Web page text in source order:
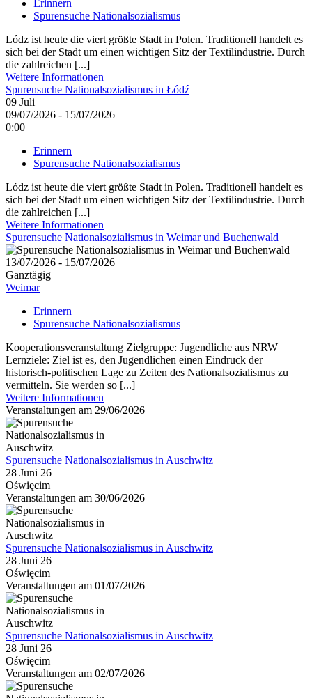
Erinnern
Spurensuche Nationalsozialismus
Lódz ist heute die viert größte Stadt in Polen. Traditionell handelt es
sich bei der Stadt um einen wichtigen Sitz der Textilindustrie. Durch
die zahlreichen [...]
Weitere Informationen
Spurensuche Nationalsozialismus in Łódź
09 Juli
09/07/2026 - 15/07/2026
0:00
Erinnern
Spurensuche Nationalsozialismus
Lódz ist heute die viert größte Stadt in Polen. Traditionell handelt es
sich bei der Stadt um einen wichtigen Sitz der Textilindustrie. Durch
die zahlreichen [...]
Weitere Informationen
Spurensuche Nationalsozialismus in Weimar und Buchenwald
13/07/2026 - 15/07/2026
Ganztägig
Weimar
Erinnern
Spurensuche Nationalsozialismus
Kooperationsveranstaltung Zielgruppe: Jugendliche aus NRW
Lernziele: Ziel ist es, den Jugendlichen einen Eindruck der
historisch-politischen Lage zu Zeiten des Nationalsozialismus zu
vermitteln. Sie werden so [...]
Weitere Informationen
Veranstaltungen am 29/06/2026
Spurensuche Nationalsozialismus in Auschwitz
28 Juni 26
Oświęcim
Veranstaltungen am 30/06/2026
Spurensuche Nationalsozialismus in Auschwitz
28 Juni 26
Oświęcim
Veranstaltungen am 01/07/2026
Spurensuche Nationalsozialismus in Auschwitz
28 Juni 26
Oświęcim
Veranstaltungen am 02/07/2026